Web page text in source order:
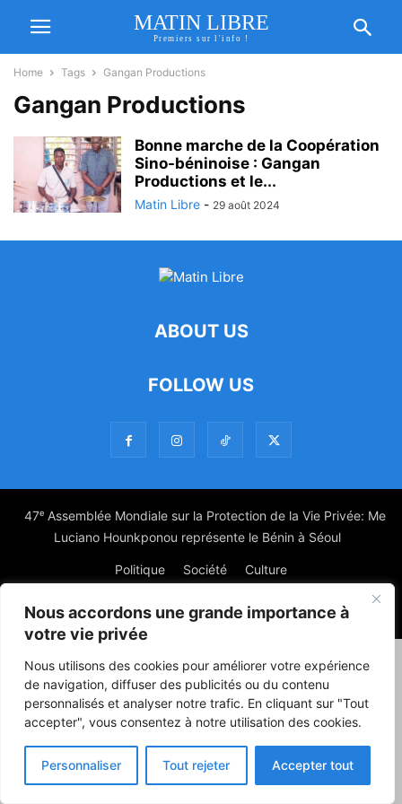
Nous accordons une grande importance à
votre vie privée
Nous utilisons des cookies pour améliorer votre expérience
de navigation, diffuser des publicités ou du contenu
personnalisés et analyser notre trafic. En cliquant sur "Tout
accepter", vous consentez à notre utilisation des cookies.
Personnaliser Tout rejeter Accepter tout
MATIN LIBRE
Premiers sur l'info !
Home Tags Gangan Productions
Gangan Productions
Bonne marche de la Coopération
Sino-béninoise : Gangan
Productions et le...
Matin Libre - 29 août 2024
ABOUT US
FOLLOW US
47ᵉ Assemblée Mondiale sur la Protection de la Vie Privée: Me
Luciano Hounkponou représente le Bénin à Séoul
Politique Société Culture
© Powered by digitXplus Francophone